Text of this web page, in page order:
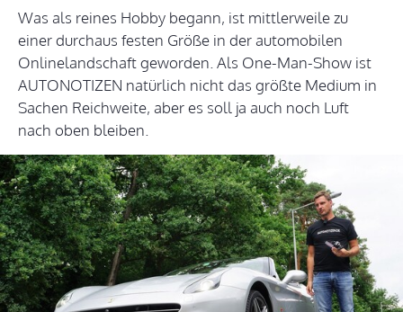
Was als reines Hobby begann, ist mittlerweile zu
einer durchaus festen Größe in der automobilen
Onlinelandschaft geworden. Als One-Man-Show ist
AUTONOTIZEN natürlich nicht das größte Medium in
Sachen Reichweite, aber es soll ja auch noch Luft
nach oben bleiben.